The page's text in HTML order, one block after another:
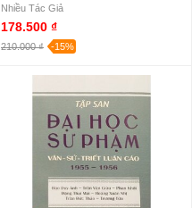
Nhiều Tác Giả
178.500 ₫
210.000 ₫ -15%